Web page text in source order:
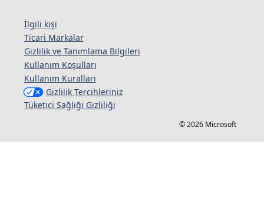
İlgili kişi
Ticari Markalar
Gizlilik ve Tanımlama Bilgileri
Kullanım Koşulları
Kullanım Kuralları
Gizlilik Tercihleriniz
Tüketici Sağlığı Gizliliği
© 2026 Microsoft